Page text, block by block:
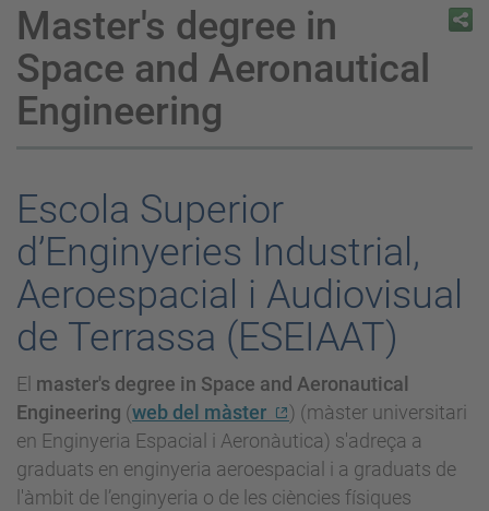
Master's degree in
Space and Aeronautical
Engineering
Escola Superior
d’Enginyeries Industrial,
Aeroespacial i Audiovisual
de Terrassa (ESEIAAT)
El master's degree in Space and Aeronautical
Engineering (web del màster
) (màster universitari
en Enginyeria Espacial i Aeronàutica) s'adreça a
graduats en enginyeria aeroespacial i a graduats de
l'àmbit de l’enginyeria o de les ciències físiques